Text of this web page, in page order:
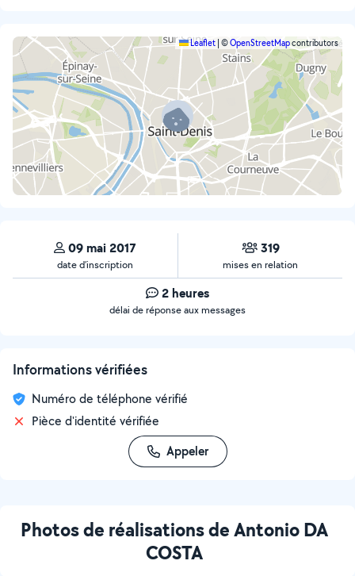
Leaflet ©OpenStreetMapcontributors
09 mai 2017
date d’inscription
319
mises en relation
2 heures
délai de réponse aux messages
Informations vérifiées
Numéro de téléphone vérifié
Pièce d'identité vérifiée
Appeler
Photos de réalisations de Antonio DA
COSTA